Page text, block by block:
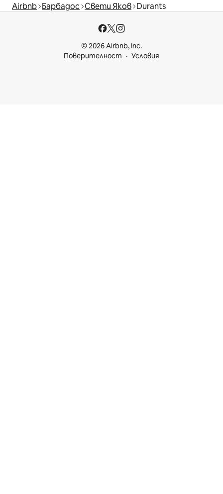
Airbnb Барбадос Свети Яков Durants
© 2026 Airbnb, Inc.
Поверителност
Условия